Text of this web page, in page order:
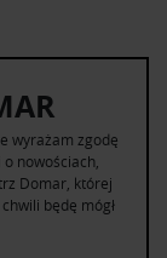
wyrażam zgodę
nowościach,
Domar, której
będę mógł